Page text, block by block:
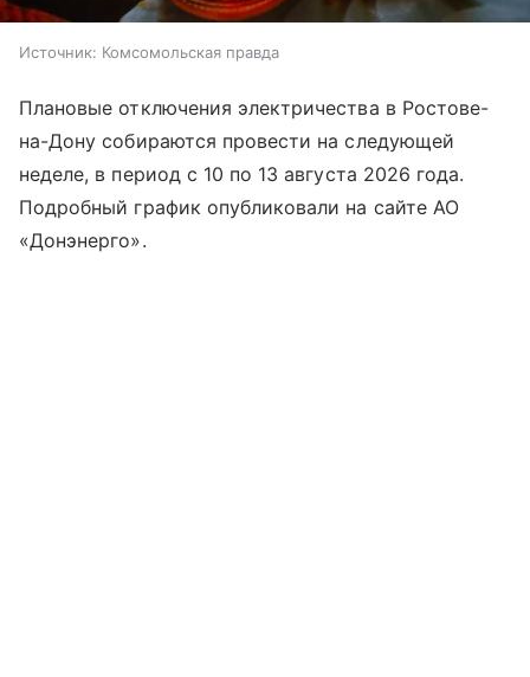
Источник: Комсомольская правда
Плановые отключения электричества в Ростове-
на-Дону собираются провести на следующей
неделе, в период с 10 по 13 августа 2026 года.
Подробный график опубликовали на сайте АО
«Донэнерго».